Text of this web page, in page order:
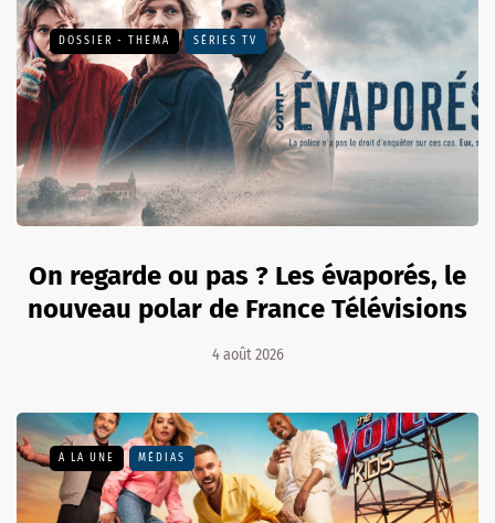
DOSSIER - THEMA SÉRIES TV
On regarde ou pas ? Les évaporés, le
nouveau polar de France Télévisions
4 août 2026
A LA UNE MÉDIAS